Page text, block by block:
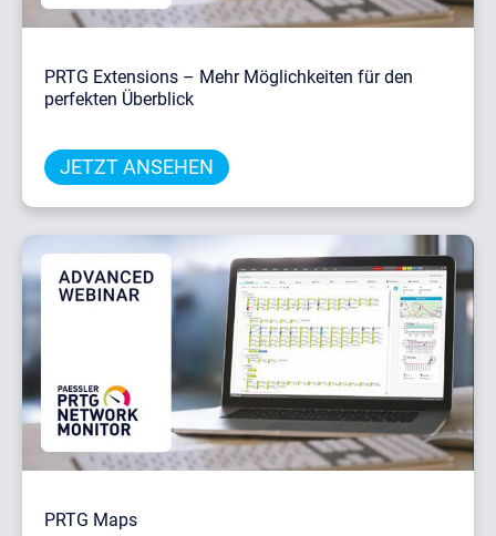
PRTG Extensions – Mehr Möglichkeiten für den
perfekten Überblick
JETZT ANSEHEN
PRTG Maps